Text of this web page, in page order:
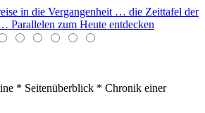
in die Vergangenheit … die Zeittafel der
Parallelen zum Heute entdecken
* Seitenüberblick * Chronik einer